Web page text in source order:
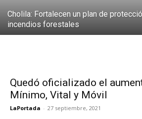
Cholila: Fortalecen un plan de
incendios forestales
Quedó oficializado el
Mínimo, Vital y Móvil
LaPortada - 27 septiembre, 2021